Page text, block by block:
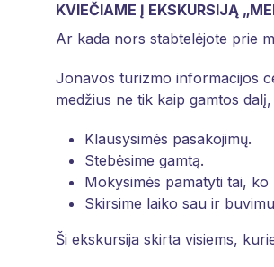
KVIEČIAME Į EKSKURSIJĄ
Ar kada nors stabtelėjote prie
Jonavos turizmo informacijos
medžius ne tik kaip gamtos
Klausysimės pasakojimų.
Stebėsime gamtą.
Mokysimės pamatyti tai, ko
Skirsime laiko sau ir
Ši ekskursija skirta visiems,